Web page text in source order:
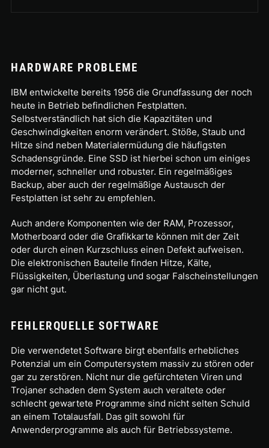
HARDWARE PROBLEME
IBM entwickelte bereits 1956 die Grundfassung der noch
heute in Betrieb befindlichen Festplatten.
Selbstverständlich hat sich die Kapazitäten und
Geschwindigkeiten enorm verändert. Stöße, Staub und
Hitze sind neben Materialermüdung die häufigsten
Schadensgründe. Eine SSD ist hierbei schon um einiges
moderner, schneller und robuster. Ein regelmäßiges
Backup, aber auch der regelmäßige Austausch der
Festplatten ist sehr zu empfehlen.
Auch andere Komponenten wie der RAM, Prozessor,
Motherboard oder die Grafikkarte können mit der Zeit
oder durch einen Kurzschluss einen Defekt aufweisen.
Die elektronischen Bauteile finden Hitze, Kälte,
Flüssigkeiten, Überlastung und sogar Falscheinstellungen
gar nicht gut.
FEHLERQUELLE SOFTWARE
Die verwendetet Software birgt ebenfalls erhebliches
Potenzial um ein Computersystem massiv zu stören oder
gar zu zerstören. Nicht nur die gefürchteten Viren und
Trojaner schaden dem System auch veraltete oder
schlecht gewartete Programme sind nicht selten Schuld
an einem Totalausfall. Das gilt sowohl für
Anwenderprogramme als auch für Betriebssysteme.